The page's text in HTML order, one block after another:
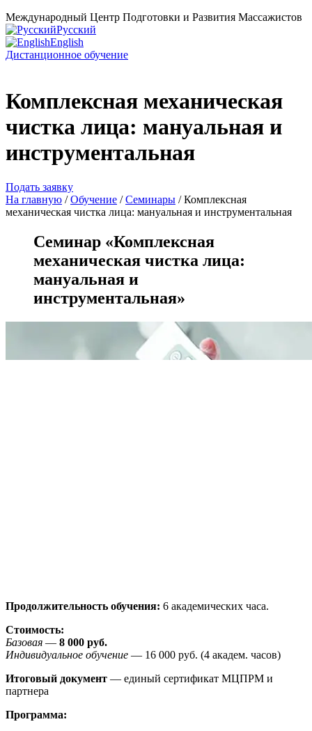
Международный Центр Подготовки и Развития Массажистов
Русский
English
Дистанционное обучение
Комплексная механическая
чистка лица: мануальная и
инструментальная
Подать заявку
На главную /Oбучение /Семинары / Комплексная
механическая чистка лица: мануальная и инструментальная
Семинар «Комплексная
механическая чистка лица:
мануальная и
инструментальная»
Продолжительность обучения: 6 академических часа.
Стоимость:
Базовая — 8 000 руб.
Индивидуальное обучение — 16 000 руб. (4 академ. часов)
Итоговый документ — единый сертификат МЦПРМ и
партнера
Программа: